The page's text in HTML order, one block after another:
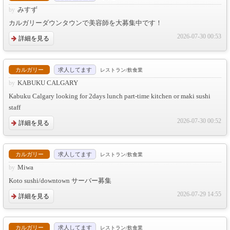
みすず
カルガリーダウンタウンで美容師を大募集中です！
詳細を見る 2026-07-30 00:53
カルガリー 求人してます レストラン/飲食業
KABUKU CALGARY
Kabuku Calgary looking for 2days lunch part-time kitchen or maki sushi
staff
詳細を見る 2026-07-30 00:52
カルガリー 求人してます レストラン/飲食業
Miwa
Koto sushi/downtown サーバー募集
詳細を見る 2026-07-29 14:55
カルガリー 求人してます レストラン/飲食業